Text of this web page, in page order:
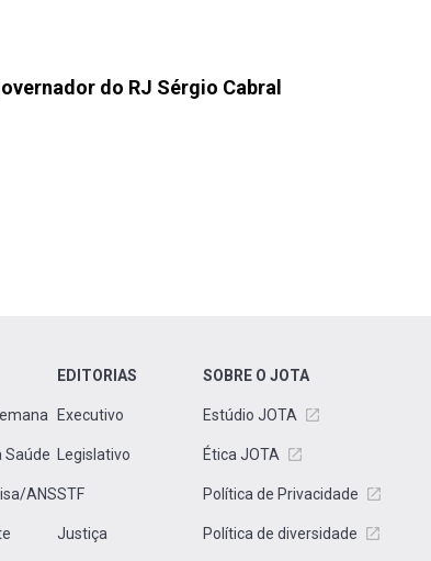
do RJ Sérgio Cabral
Saúde
ANS
EDITORIAS
Executivo
Legislativo
STF
Justiça
SOBRE O JOTA
Estúdio JOTA
Ética JOTA
Política de Privacidade
Política de diversidade